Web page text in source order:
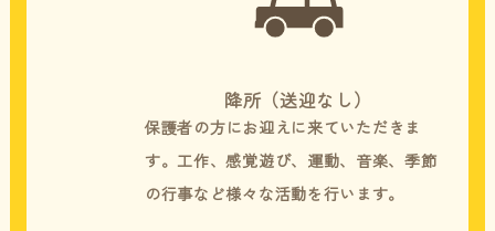
降所（送迎なし）
保護者の方にお迎えに来ていただきま
す。工作、感覚遊び、運動、音楽、季節
の行事など様々な活動を行います。